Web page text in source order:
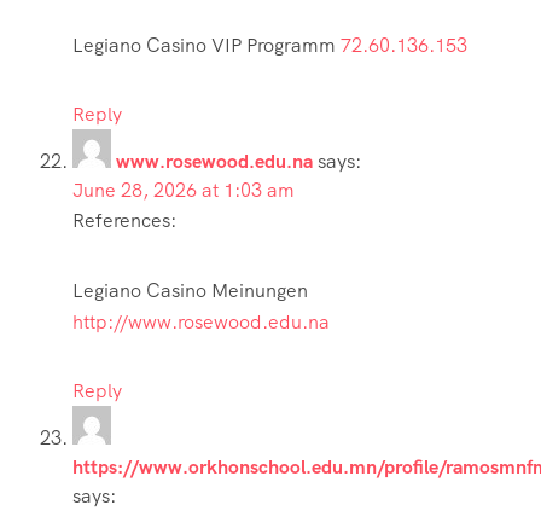
Legiano Casino VIP Programm 72.60.136.153
Reply
www.rosewood.edu.nasays:
June 28, 2026 at 1:03 am
References:
Legiano Casino Meinungen
http://www.rosewood.edu.na
Reply
https://www.orkhonschool.edu.mn/profile/
says: